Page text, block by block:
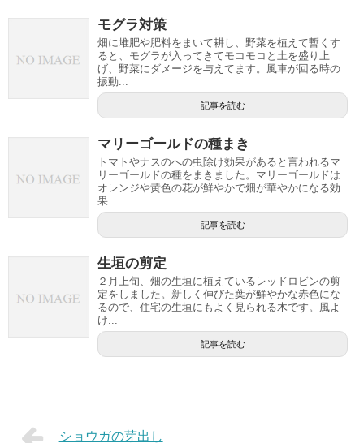
モグラ対策
畑に堆肥や肥料をまいて耕し、野菜を植えて暫くす
ると、モグラが入ってきてモコモコと土を盛り上
げ、野菜にダメージを与えてます。風車が回る時の
振動...
記事を読む
マリーゴールドの種まき
トマトやナスのへの虫除け効果があると言われるマ
リーゴールドの種をまきました。マリーゴールドは
オレンジや黄色の花が鮮やかで畑が華やかになる効
果...
記事を読む
生垣の剪定
２月上旬、畑の生垣に植えているレッドロビンの剪
定をしました。新しく伸びた葉が鮮やかな赤色にな
るので、住宅の生垣にもよく見られる木です。風よ
け...
記事を読む
ショウガの芽出し